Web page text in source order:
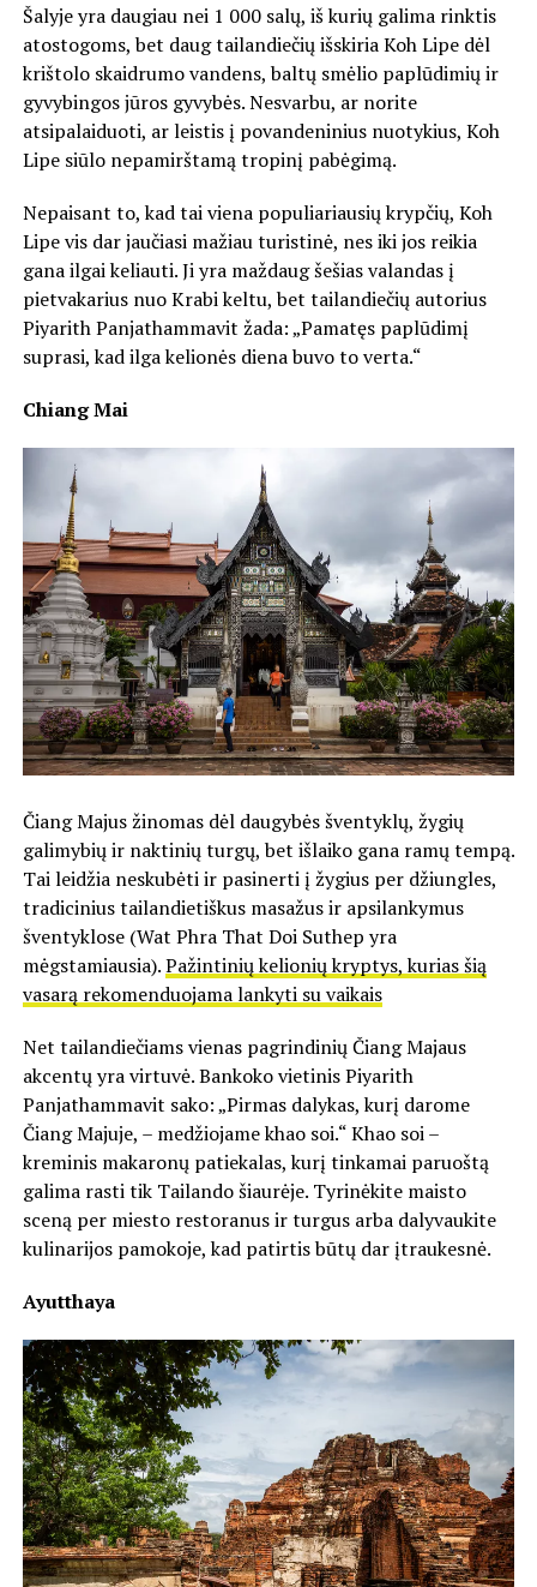
Šalyje yra daugiau nei 1 000 salų, iš kurių galima rinktis
atostogoms, bet daug tailandiečių išskiria Koh Lipe dėl
krištolo skaidrumo vandens, baltų smėlio paplūdimių ir
gyvybingos jūros gyvybės. Nesvarbu, ar norite
atsipalaiduoti, ar leistis į povandeninius nuotykius, Koh
Lipe siūlo nepamirštamą tropinį pabėgimą.
Nepaisant to, kad tai viena populiariausių krypčių, Koh
Lipe vis dar jaučiasi mažiau turistinė, nes iki jos reikia
gana ilgai keliauti. Ji yra maždaug šešias valandas į
pietvakarius nuo Krabi keltu, bet tailandiečių autorius
Piyarith Panjathammavit žada: „Pamatęs paplūdimį
suprasi, kad ilga kelionės diena buvo to verta.“
Chiang Mai
Čiang Majus žinomas dėl daugybės šventyklų, žygių
galimybių ir naktinių turgų, bet išlaiko gana ramų tempą.
Tai leidžia neskubėti ir pasinerti į žygius per džiungles,
tradicinius tailandietiškus masažus ir apsilankymus
šventyklose (Wat Phra That Doi Suthep yra
mėgstamiausia).Pažintinių kelionių kryptys, kurias šią
vasarą rekomenduojama lankyti su vaikais
Net tailandiečiams vienas pagrindinių Čiang Majaus
akcentų yra virtuvė. Bankoko vietinis Piyarith
Panjathammavit sako: „Pirmas dalykas, kurį darome
Čiang Majuje, – medžiojame khao soi.“ Khao soi –
kreminis makaronų patiekalas, kurį tinkamai paruoštą
galima rasti tik Tailando šiaurėje. Tyrinėkite maisto
sceną per miesto restoranus ir turgus arba dalyvaukite
kulinarijos pamokoje, kad patirtis būtų dar įtraukesnė.
Ayutthaya